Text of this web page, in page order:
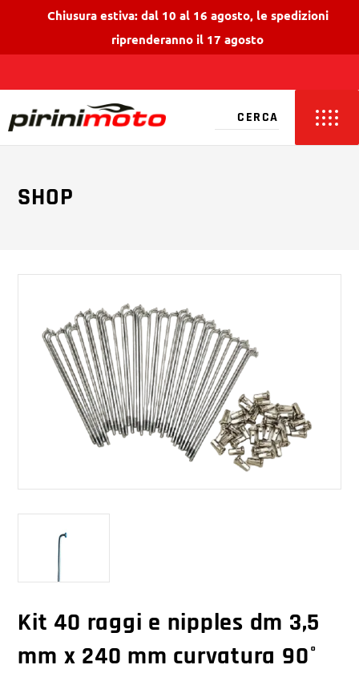
Chiusura estiva: dal 10 al 16 agosto, le spedizioni
riprenderanno il 17 agosto
SHOP
Kit 40 raggi e nipples dm 3,5
mm x 240 mm curvatura 90°